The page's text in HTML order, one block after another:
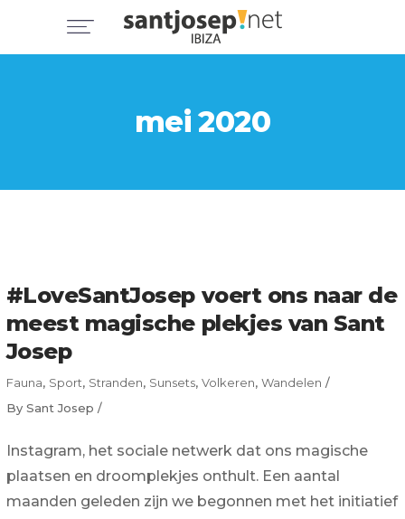
mei 2020
#LoveSantJosep voert ons naar de
meest magische plekjes van Sant
Josep
Fauna, Sport, Stranden, Sunsets, Volkeren, Wandelen
By Sant Josep
Instagram, het sociale netwerk dat ons magische
plaatsen en droomplekjes onthult. Een aantal
maanden geleden zijn we begonnen met het initiatief